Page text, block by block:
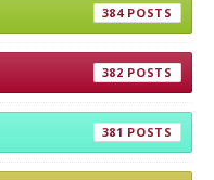
384
382
381